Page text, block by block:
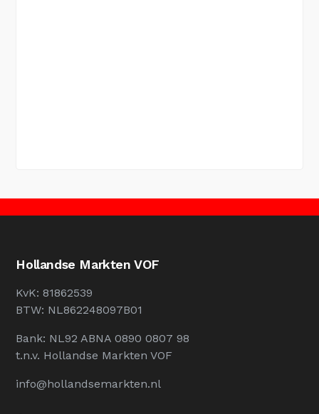
Hollandse Markten VOF
KvK: 81862539
BTW: NL862248097B01
Bank: NL92 ABNA 0890 0807 98
t.n.v. Hollandse Markten VOF
info@hollandsemarkten.nl